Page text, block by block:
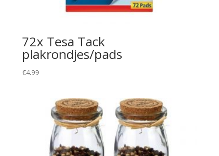
72x Tesa Tack
plakrondjes/pads
€4.99